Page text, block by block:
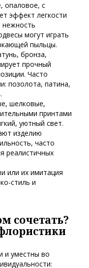
опаловое, с
эффект легкости
нежность
могут играть
пыльцы.
бронза,
прочный
Часто
позолота, патина,
шелковые,
принтами
уютный свет.
изделию
часто
реалистичных
или их имитация
стиль и
сочетать?
и уместны во